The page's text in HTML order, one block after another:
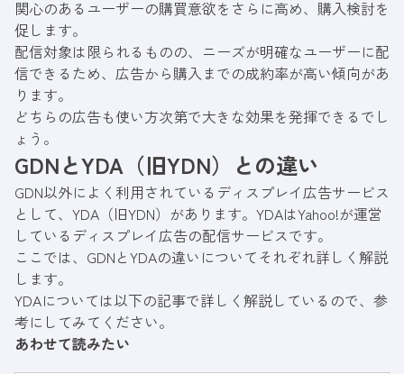
関心のあるユーザーの購買意欲をさらに高め、購入検討を
促します。
配信対象は限られるものの、ニーズが明確なユーザーに配
信できるため、広告から購入までの成約率が高い傾向があ
ります。
どちらの広告も使い方次第で大きな効果を発揮できるでし
ょう。
GDNとYDA（旧YDN）との違い
GDN以外によく利用されているディスプレイ広告サービス
として、YDA（旧YDN）があります。YDAはYahoo!が運営
しているディスプレイ広告の配信サービスです。
ここでは、GDNとYDAの違いについてそれぞれ詳しく解説
します。
YDAについては以下の記事で詳しく解説しているので、参
考にしてみてください。
あわせて読みたい